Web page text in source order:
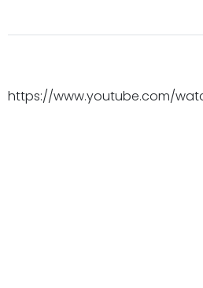
https://www.youtube.com/